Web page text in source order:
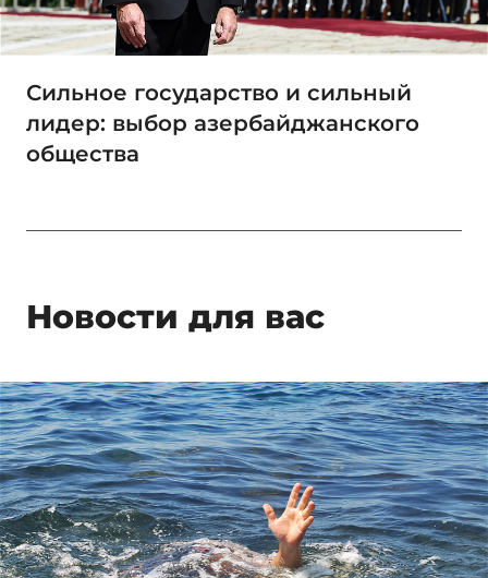
Сильное государство и сильный
лидер: выбор азербайджанского
общества
Новости для вас